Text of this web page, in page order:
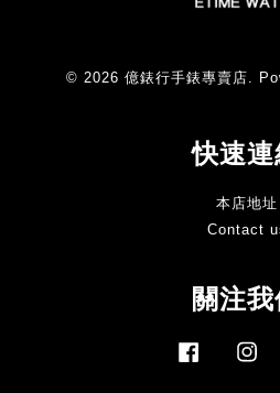
© 2026 億錶行手錶專賣店.
快速連
本店地址
Contact
關注我
Facebook